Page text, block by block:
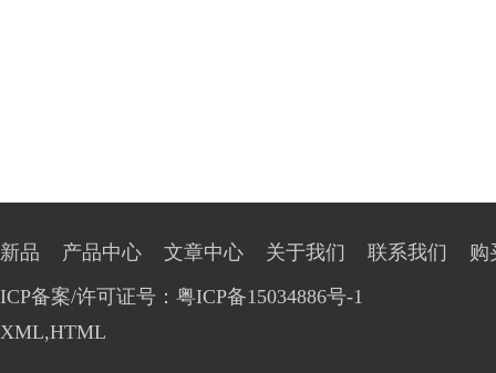
新品 产品中心 文章中心 关于我们 联系我们
购
ICP备案/许可证号：粤ICP备15034886号-1
XML,HTML